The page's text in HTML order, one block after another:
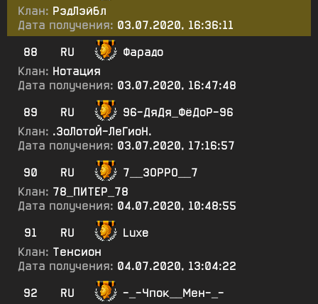
Клан: РэдЛэйбл
Дата получения: 03.07.2020, 16:36:11
88
RU
Фарадо
Клан: Нотация
Дата получения: 03.07.2020, 16:47:48
89
RU
96-ДяДя_ФёДоР-96
Клан: .ЗоЛотоЙ-ЛеГиоН.
Дата получения: 03.07.2020, 17:16:57
90
RU
7__ЗОРРО__7
Клан: 78_ПИТЕР_78
Дата получения: 04.07.2020, 10:48:55
91
RU
Luxe
Клан: Тенсион
Дата получения: 04.07.2020, 13:04:22
92
RU
-_-Чпок__Мен-_-